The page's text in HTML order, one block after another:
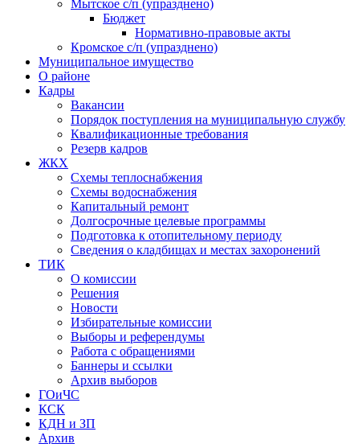
Мытское с/п (упразднено)
Бюджет
Нормативно-правовые акты
Кромское с/п (упразднено)
Муниципальное имущество
О районе
Кадры
Вакансии
Порядок поступления на муниципальную службу
Квалификационные требования
Резерв кадров
ЖКХ
Схемы теплоснабжения
Схемы водоснабжения
Капитальный ремонт
Долгосрочные целевые программы
Подготовка к отопительному периоду
Сведения о кладбищах и местах захоронений
ТИК
О комиссии
Решения
Новости
Избирательные комиссии
Выборы и референдумы
Работа с обращениями
Баннеры и ссылки
Архив выборов
ГОиЧС
КСК
КДН и ЗП
Архив